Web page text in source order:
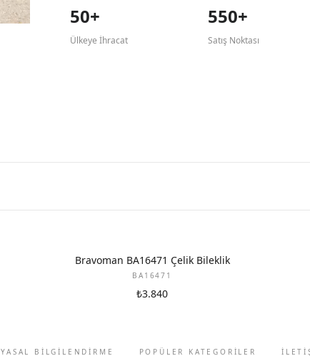
50+
Ülkeye İhracat
550+
Satış Noktası
Bravoman BA16471 Çelik Bileklik
BA16471
₺3.840
YASAL BİLGİLENDİRME POPÜLER KATEGORİLER